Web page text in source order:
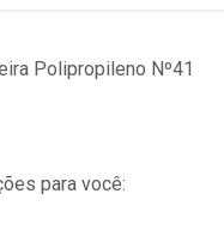
Polipropileno Nº41
para você: